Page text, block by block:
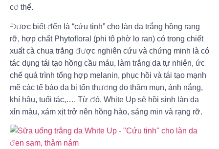
cơ thể.
Được biết đến là “cứu tinh” cho làn da trắng hồng rạng
rỡ, hợp chất Phytofloral (phi tô phờ lo ran) có trong chiết
xuất cà chua trắng được nghiên cứu và chứng minh là có
tác dụng tái tạo hồng cầu máu, làm trắng da tự nhiên, ức
chế quá trình tổng hợp melanin, phục hồi và tái tạo mạnh
mẽ các tế bào da bị tổn thương do thâm mụn, ánh nắng,
khí hậu, tuổi tác,…. Từ đó, White Up sẽ hồi sinh làn da
xỉn màu, xám xịt trở nên hồng hào, sáng mịn và rạng rỡ.